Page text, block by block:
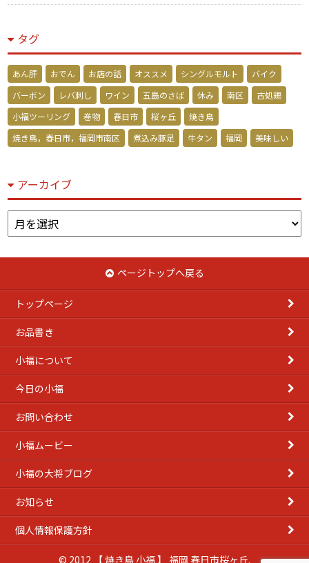
タグ
あん肝 おでん お店の話 オススメ シングルモルト
バイク
バーボン
レバ刺し ワイン 五島のさば 休み 南区
古処鶏
小福ツーリング
巻物 春日市 桜ヶ丘
焼き鳥
焼き鳥，春日市，福岡市南区
煮込み豚足 牛タン 福岡 美味しい
アーカイブ
ア
ー
ブ
ページトップへ戻る
トップページ
お品書き
小福について
今日の小福
お問い合わせ
小福ムービー
小福の大将ブログ
お知らせ
個人情報保護方針
© 2012 【 焼き鳥 小福 】 福岡 春日市桜ヶ丘.